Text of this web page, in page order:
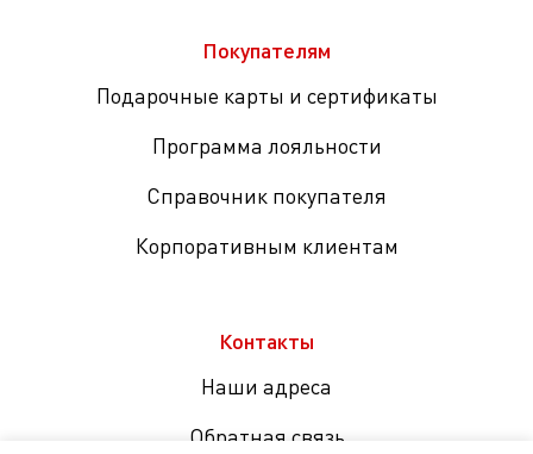
Покупателям
Подарочные карты и сертификаты
Программа лояльности
Справочник покупателя
Корпоративным клиентам
Контакты
Наши адреса
Обратная связь